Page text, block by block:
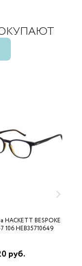
HACKETT BESPOKE
106 HEB35710649
руб.